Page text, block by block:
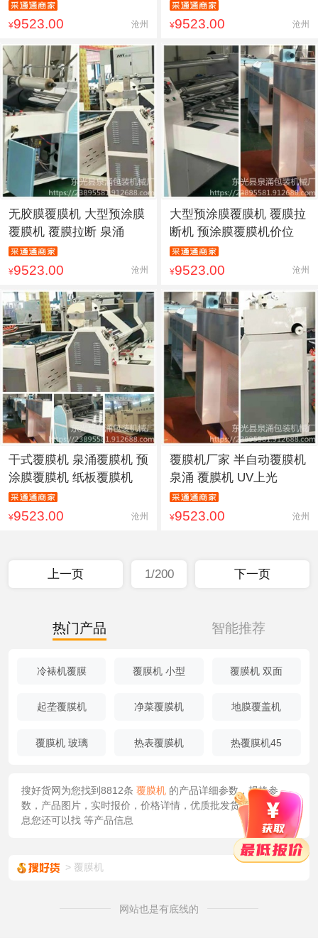
¥9523.00 沧州 ¥9523.00 沧州
无胶膜覆膜机 大型预涂膜
覆膜机 覆膜拉断 泉涌
¥9523.00 沧州
大型预涂膜覆膜机 覆膜拉
断机 预涂膜覆膜机价位
¥9523.00 沧州
干式覆膜机 泉涌覆膜机 预
涂膜覆膜机 纸板覆膜机
¥9523.00 沧州
覆膜机厂家 半自动覆膜机
泉涌 覆膜机 UV上光
¥9523.00 沧州
上一页 1/200 下一页
热门产品 智能推荐
冷裱机覆膜 覆膜机 小型 覆膜机 双面
起垄覆膜机 净菜覆膜机 地膜覆盖机
覆膜机 玻璃 热表覆膜机 热覆膜机45
搜好货网为您找到8812条 覆膜机的产品详细参数，规格参
数，产品图片，实时报价，价格详情，优质批发货源/供应等信
息您还可以找 等产品信息
覆膜机
网站也是有底线的